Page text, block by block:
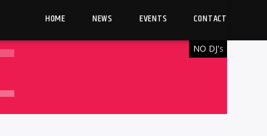
HOME NEWS EVENTS CONTACT
NO DJ'S